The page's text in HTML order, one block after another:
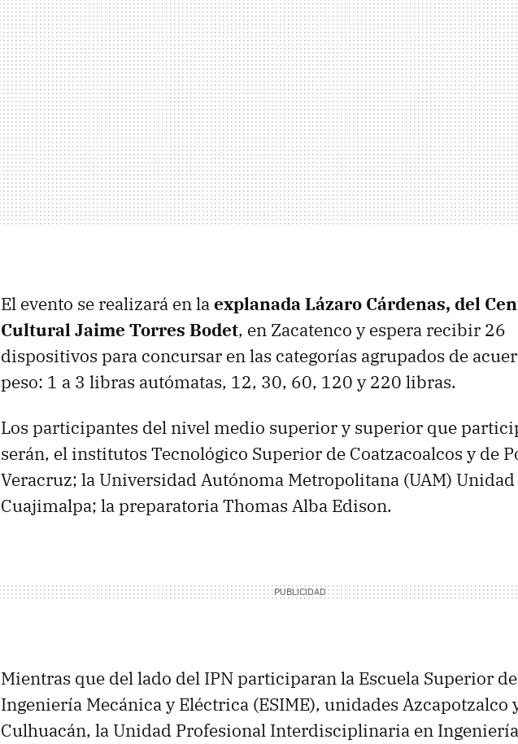
El evento se realizará en laexplanada Lázaro Cárdenas, del
Cultural Jaime Torres Bodet, en Zacatenco y espera recibir 26
dispositivos para concursar en las categorías agrupados de
peso: 1 a 3 libras autómatas, 12, 30, 60, 120 y 220 libras.
Los participantes del nivel medio superior y superior que
serán, el institutos Tecnológico Superior de Coatzacoalcos y de
Veracruz; la Universidad Autónoma Metropolitana (UAM) Unidad
Cuajimalpa; la preparatoria Thomas Alba Edison.
Mientras que del lado del IPNparticiparan la Escuela Superior de
Ingeniería Mecánica y Eléctrica (ESIME), unidades Azcapotzalco
Culhuacán, la Unidad Profesional Interdisciplinaria en